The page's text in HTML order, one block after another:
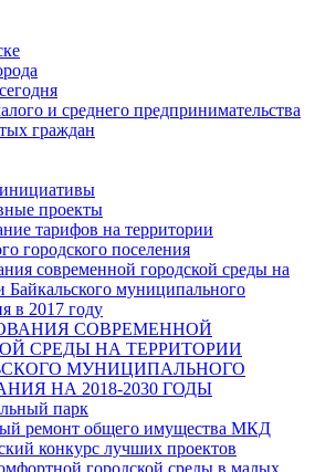
и среднего предпринимательства
граждан
проекты
тарифов на территории
городского поселения
современной городской среды на
Байкальского муниципального
в 2017 году
СОВРЕМЕННОЙ
СРЕДЫ НА ТЕРРИТОРИИ
МУНИЦИПАЛЬНОГО
НА 2018-2030 ГОДЫ
парк
ремонт общего имущества МКД
конкурс лучших проектов
городской среды в малых